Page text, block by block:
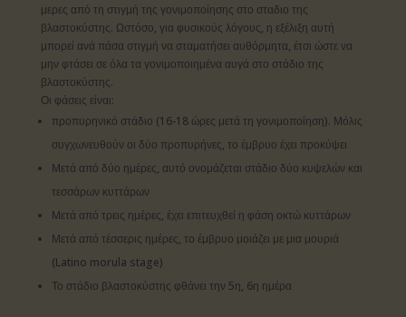
μερες από τη στιγμή της γονιμοποίησης στο σταδιο της
βλαστοκύστης. Ωστόσο, για φυσικούς λόγους, η εξέλιξη αυτή
μπορεί ανά πάσα στιγμή να σταματήσει αυθόρμητα, έτσι ώστε να
μην φτάσει σε όλα τα γονιμοποιημένα αυγά στο στάδιο της
βλαστοκύστης.
Οι φάσεις είναι:
προπυρηνικό στάδιο (16-18 ώρες μετά τη γονιμοποίηση). Μόλις
συγχωνευθούν οι δύο προπυρήνες, το έμβρυο έχει προκύψει
Μετά από δύο ημέρες, αυτό ονομάζεται στάδιο δύο κυψελών και
τεσσάρων κυττάρων
Μετά από τρεις ημέρες, έχει επιτευχθεί η φάση οκτώ κυττάρων
Μετά από τέσσερις ημέρες, το έμβρυο μοιάζει με μια μουριά
(Latino morula stage)
Το στάδιο βλαστοκύστης φθάνει την 5η, 6η ημέρα